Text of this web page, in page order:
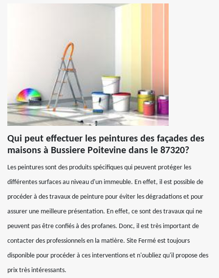
Qui peut effectuer les peintures des façades des
maisons à Bussiere Poitevine dans le 87320?
Les peintures sont des produits spécifiques qui peuvent protéger les
différentes surfaces au niveau d'un immeuble. En effet, il est possible de
procéder à des travaux de peinture pour éviter les dégradations et pour
assurer une meilleure présentation. En effet, ce sont des travaux qui ne
peuvent pas être confiés à des profanes. Donc, il est très important de
contacter des professionnels en la matière. Site Fermé est toujours
disponible pour procéder à ces interventions et n'oubliez qu'il propose des
prix très intéressants.